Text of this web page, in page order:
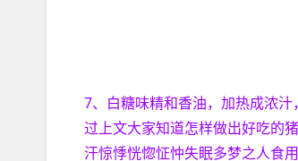
7、白糖味精和香油，加热成浓
过上文大家知道怎样做出好吃的
汗惊悸恍惚怔忡失眠多梦之人食